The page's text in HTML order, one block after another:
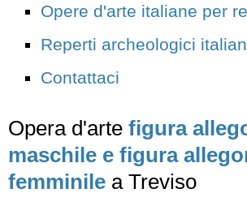
Opere d'arte italiane per
Reperti archeologici
Contattaci
Opera d'arte figura
maschile e figura
femminile a Treviso